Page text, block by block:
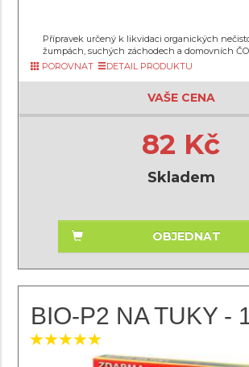
Přípravek určený k likvidaci organických
žumpách, suchých záchodech a domovních
POROVNAT
DETAIL PRODUKTU
VAŠE CENA
82 Kč
Skladem
OBJEDNAT
BIO-P2 NA TUKY -